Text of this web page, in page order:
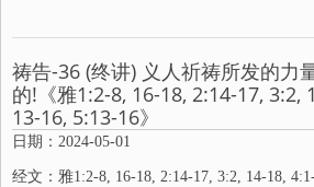
祷告-36 (终讲) 义人祈祷所发的力
的!《雅1:2-8, 16-18, 2:14-17, 3:2,
13-16, 5:13-16》
日期：2024-05-01
经文：雅1:2-8, 16-18, 2:14-17, 3:2, 14-18,